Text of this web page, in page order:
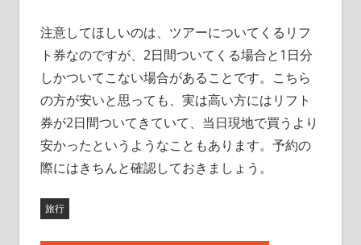
注意してほしいのは、ツアーについてくるリフ
ト券なのですが、2日間ついてくる場合と1日分
しかついてこない場合があることです。こちら
の方が安いと思っても、実は高い方にはリフト
券が2日間ついてきていて、当日現地で買うより
安かったというようなこともあります。予約の
際にはきちんと確認しておきましょう。
旅行